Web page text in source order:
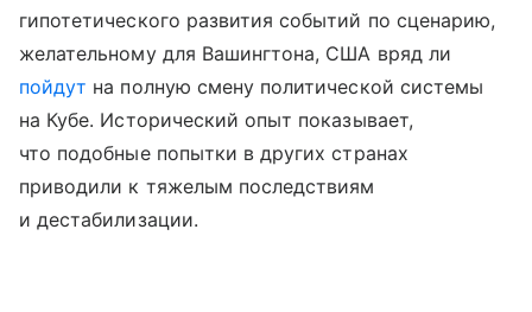
гипотетического развития событий по сценарию,
желательному для Вашингтона, США вряд ли
пойдут на полную смену политической системы
на Кубе. Исторический опыт показывает,
что подобные попытки в других странах
приводили к тяжелым последствиям
и дестабилизации.